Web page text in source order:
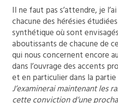
Il ne faut pas s’attendre, je
chacune des hérésies
synthétique où sont
aboutissants de chacune de
qui nous concernent encore
dans l’ouvrage des accents
et en particulier dans la partie
J’examinerai maintenant les
cette conviction d’une